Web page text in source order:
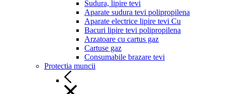
Sudura, lipire tevi
Aparate sudura tevi polipropilena
Aparate electrice lipire tevi Cu
Bacuri lipire tevi polipropilena
Arzatoare cu cartus gaz
Cartuse gaz
Consumabile brazare tevi
Protectia muncii